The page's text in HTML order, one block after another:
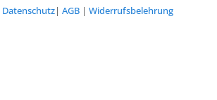
Datenschutz| AGB| Widerrufsbelehrung